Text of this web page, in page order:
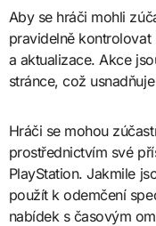
Aby se hráči mohli
pravidelně
a aktualizace. Akce
stránce, což
Hráči se mohou
prostřednictvím své
PlayStation. Jakmile
použít k odemčení
nabídek s časovým